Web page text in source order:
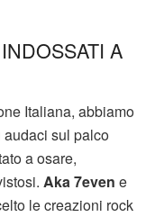
A
Italiana, abbiamo
sul palco
a osare,
Aka 7even e
le creazioni rock